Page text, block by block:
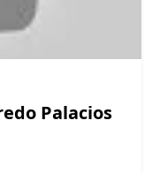
Palacios